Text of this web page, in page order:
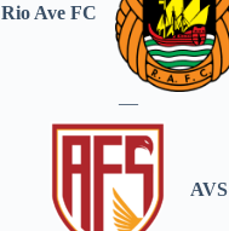
Rio Ave FC
—
AVS